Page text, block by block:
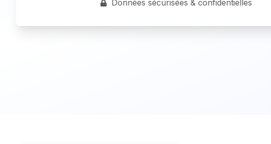
Données sécurisées & confidentielles